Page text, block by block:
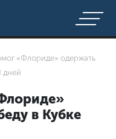
«Флориде» одержать
дней
в Кубке